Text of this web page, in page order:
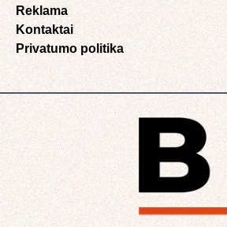
Reklama
Kontaktai
Privatumo politika